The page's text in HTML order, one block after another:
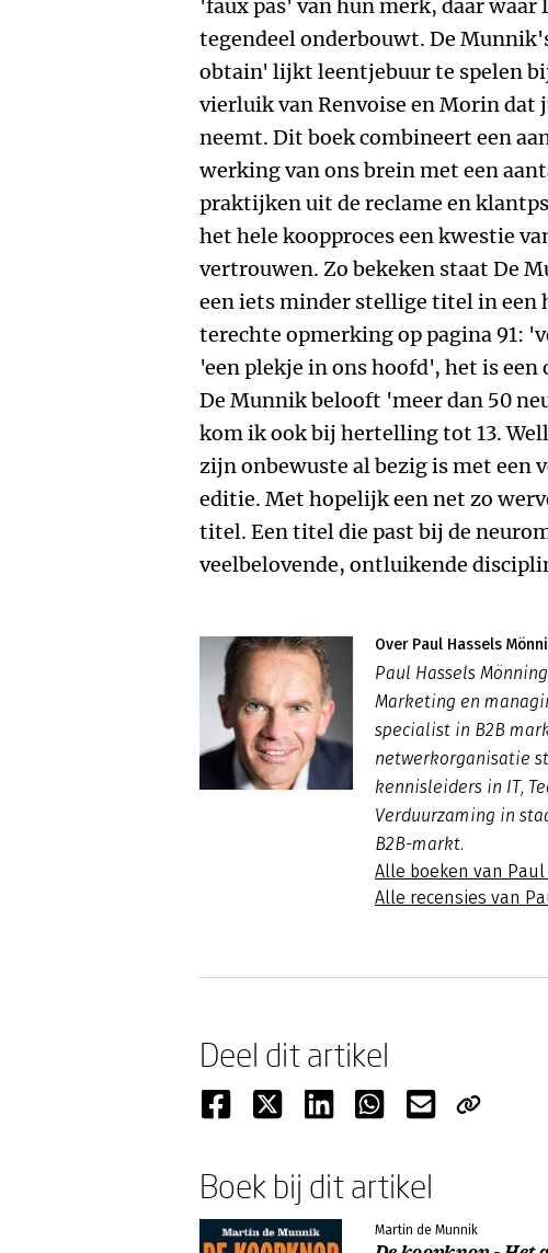
'faux pas' van hun merk, daar
tegendeel onderbouwt. De
obtain' lijkt leentjebuur te spelen
vierluik van Renvoise en Morin
neemt. Dit boek combineert een
werking van ons brein met een
praktijken uit de reclame en
het hele koopproces een kwestie
vertrouwen. Zo bekeken staat De
een iets minder stellige titel in een
terechte opmerking op pagina 91:
'een plekje in ons hoofd', het is
De Munnik belooft 'meer dan 50
kom ik ook bij hertelling tot 13.
zijn onbewuste al bezig is met een
editie. Met hopelijk een net zo
titel. Een titel die past bij de
veelbelovende, ontluikende
Over Paul Hassels
Paul Hassels
Marketing en
specialist in B2B
netwerkorganisatie
kennisleiders in IT,
Verduurzaming in
B2B-markt.
Alle boeken van
Alle recensies van
Deel dit artikel
Boek bij dit artikel
Martin de Munnik